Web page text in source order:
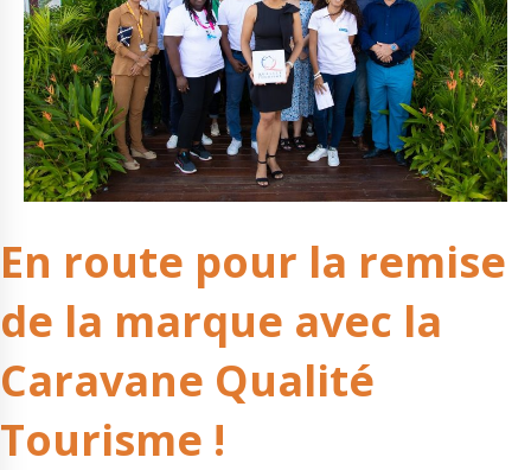
En route pour la remise
de la marque avec la
Caravane Qualité
Tourisme !